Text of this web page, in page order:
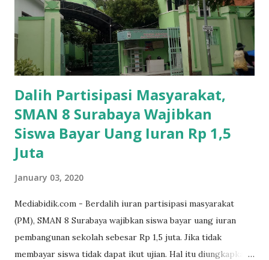
Dalih Partisipasi Masyarakat,
SMAN 8 Surabaya Wajibkan
Siswa Bayar Uang Iuran Rp 1,5
Juta
January 03, 2020
Mediabidik.com - Berdalih iuran partisipasi masyarakat
(PM), SMAN 8 Surabaya wajibkan siswa bayar uang iuran
pembangunan sekolah sebesar Rp 1,5 juta. Jika tidak
membayar siswa tidak dapat ikut ujian. Hal itu diungkapkan